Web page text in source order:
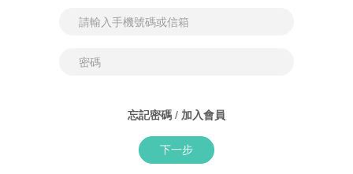
忘記密碼 / 加入會員
下一步